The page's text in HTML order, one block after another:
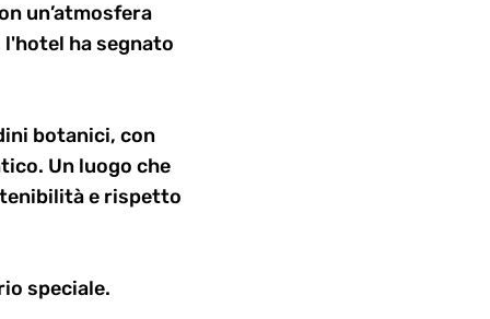
un’atmosfera
ha segnato
botanici, con
Un luogo che
e rispetto
speciale.